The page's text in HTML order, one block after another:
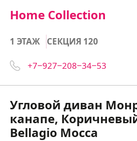
Home Collection
1 ЭТАЖ СЕКЦИЯ 120
+7‒927‒208‒34‒53
Угловой диван
канапе,
Bellagio Mocca